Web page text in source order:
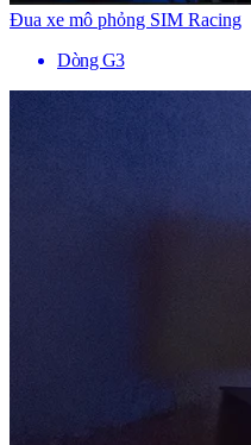
Đua xe mô phỏng SIM Racing
Dòng G3